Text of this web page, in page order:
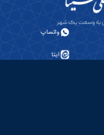
واتساپ
ایتا